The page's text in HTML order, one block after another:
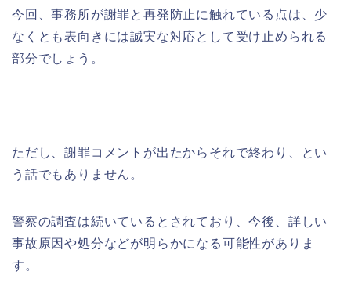
今回、事務所が謝罪と再発防止に触れている点は、少
なくとも表向きには誠実な対応として受け止められる
部分でしょう。
ただし、謝罪コメントが出たからそれで終わり、とい
う話でもありません。
警察の調査は続いているとされており、今後、詳しい
事故原因や処分などが明らかになる可能性がありま
す。